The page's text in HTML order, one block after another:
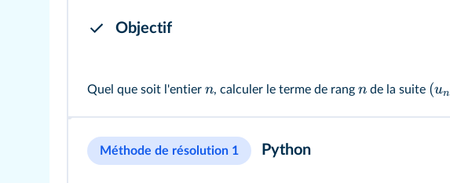
Objectif
Quel que soit l'entier n, calculer le terme de rang n de la suite (un
Méthode de résolution 1 Python